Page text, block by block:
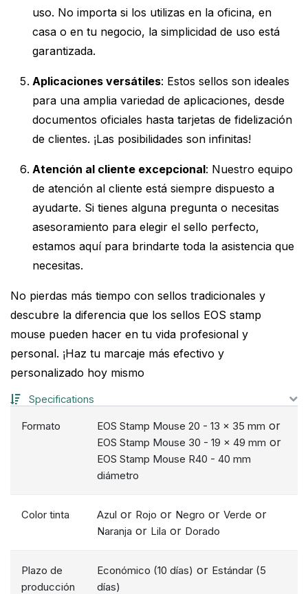
uso. No importa si los utilizas en la oficina, en
casa o en tu negocio, la simplicidad de uso está
garantizada.
Aplicaciones versátiles: Estos sellos son ideales
para una amplia variedad de aplicaciones, desde
documentos oficiales hasta tarjetas de fidelización
de clientes. ¡Las posibilidades son infinitas!
Atención al cliente excepcional: Nuestro equipo
de atención al cliente está siempre dispuesto a
ayudarte. Si tienes alguna pregunta o necesitas
asesoramiento para elegir el sello perfecto,
estamos aquí para brindarte toda la asistencia que
necesitas.
No pierdas más tiempo con sellos tradicionales y
descubre la diferencia que los sellos EOS stamp
mouse pueden hacer en tu vida profesional y
personal. ¡Haz tu marcaje más efectivo y
personalizado hoy mismo
Specifications
Formato EOS Stamp Mouse 20 - 13 x 35 mm or
EOS Stamp Mouse 30 - 19 x 49 mm or
EOS Stamp Mouse R40 - 40 mm
diámetro
Color tinta Azul or Rojo or Negro or Verde or
Naranja or Lila or Dorado
Plazo de
producción
Económico (10 días) or Estándar (5
días)